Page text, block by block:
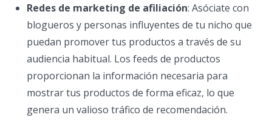
Redes de marketing de afiliación: Asóciate con
blogueros y personas influyentes de tu nicho que
puedan promover tus productos a través de su
audiencia habitual. Los feeds de productos
proporcionan la información necesaria para
mostrar tus productos de forma eficaz, lo que
genera un valioso tráfico de recomendación.